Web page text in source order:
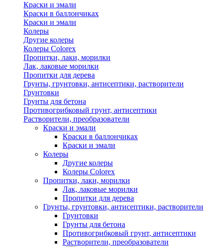
Краски и эмали
Краски в баллончиках
Краски и эмали
Колеры
Другие колеры
Колеры Colorex
Пропитки, лаки, морилки
Лак, лаковые морилки
Пропитки для дерева
Грунты, грунтовки, антисептики, растворители
Грунтовки
Грунты для бетона
Противогрибковый грунт, антисептики
Растворители, преобразователи
Краски и эмали
Краски в баллончиках
Краски и эмали
Колеры
Другие колеры
Колеры Colorex
Пропитки, лаки, морилки
Лак, лаковые морилки
Пропитки для дерева
Грунты, грунтовки, антисептики, растворители
Грунтовки
Грунты для бетона
Противогрибковый грунт, антисептики
Растворители, преобразователи